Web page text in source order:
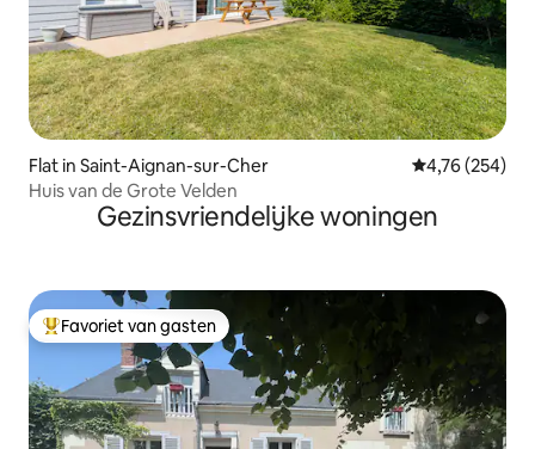
Flat in Saint-Aignan-sur-Cher Gemiddelde
4,76 (254)
Huis van de Grote Velden
Gezinsvriendelijke woningen
Topfavoriet van gasten
Favoriet van gasten